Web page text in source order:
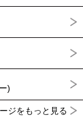
)
ジをもっと見る